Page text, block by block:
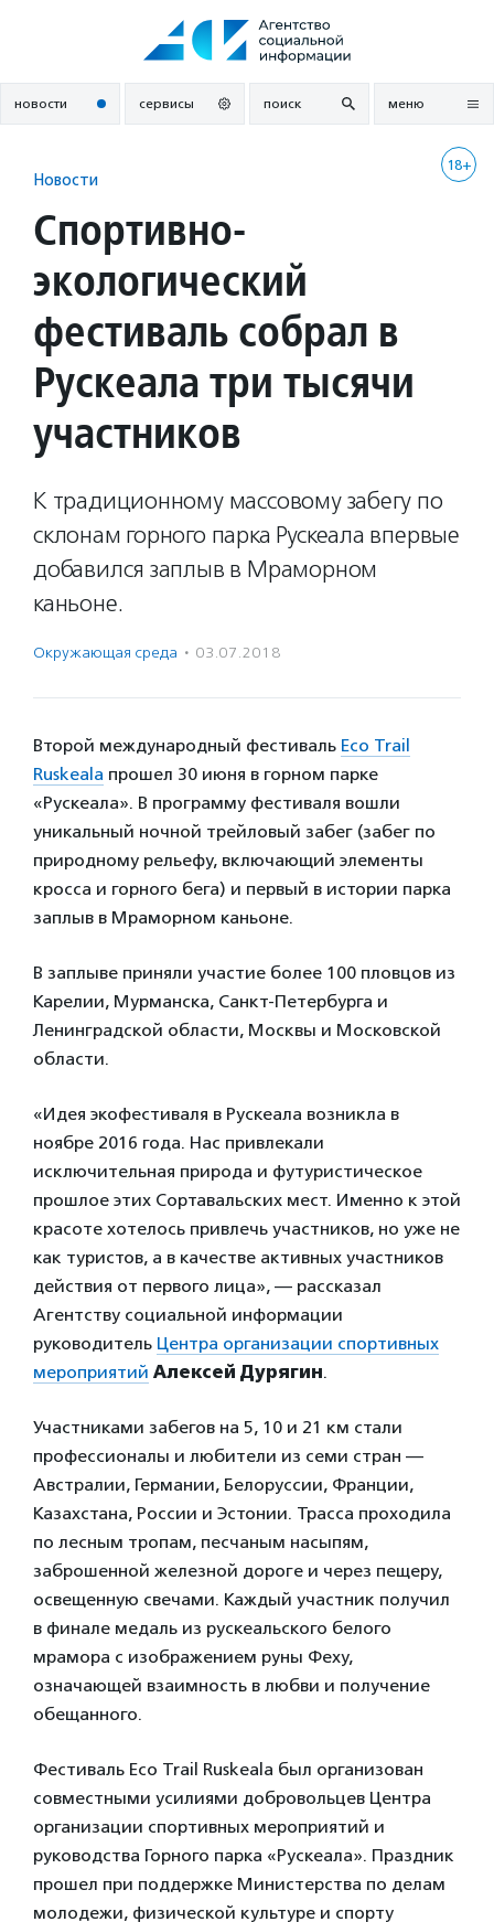
новости сервисы поиск меню
18+
Новости
Спортивно-
экологический
фестиваль собрал в
Рускеала три тысячи
участников
К традиционному массовому забегу по
склонам горного парка Рускеала впервые
добавился заплыв в Мраморном
каньоне.
Окружающая среда · 03.07.2018
Второй международный фестиваль Eco Trail
Ruskeala прошел 30 июня в горном парке
«Рускеала». В программу фестиваля вошли
уникальный ночной трейловый забег (забег по
природному рельефу, включающий элементы
кросса и горного бега) и первый в истории парка
заплыв в Мраморном каньоне.
В заплыве приняли участие более 100 пловцов из
Карелии, Мурманска, Санкт-Петербурга и
Ленинградской области, Москвы и Московской
области.
«Идея экофестиваля в Рускеала возникла в
ноябре 2016 года. Нас привлекали
исключительная природа и футуристическое
прошлое этих Сортавальских мест. Именно к этой
красоте хотелось привлечь участников, но уже не
как туристов, а в качестве активных участников
действия от первого лица», — рассказал
Агентству социальной информации
руководитель Центра организации спортивных
мероприятий Алексей Дурягин.
Участниками забегов на 5, 10 и 21 км стали
профессионалы и любители из семи стран —
Австралии, Германии, Белоруссии, Франции,
Казахстана, России и Эстонии. Трасса проходила
по лесным тропам, песчаным насыпям,
заброшенной железной дороге и через пещеру,
освещенную свечами. Каждый участник получил
в финале медаль из рускеальского белого
мрамора с изображением руны Феху,
означающей взаимность в любви и получение
обещанного.
Фестиваль Eco Trail Ruskeala был организован
совместными усилиями добровольцев Центра
организации спортивных мероприятий и
руководства Горного парка «Рускеала». Праздник
прошел при поддержке Министерства по делам
молодежи, физической культуре и спорту